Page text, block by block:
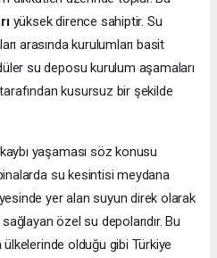
yüksek dirence sahiptir. Su
arasında kurulumları basit
su deposu kurulum aşamaları
kusursuz bir şekilde
yaşaması söz konusu
su kesintisi meydana
yer alan suyun direk olarak
özel su depolarıdır. Bu
olduğu gibi Türkiye